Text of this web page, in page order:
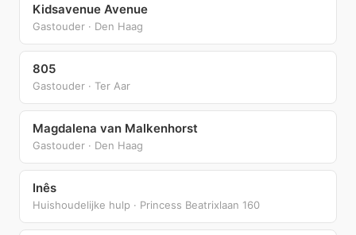
Kidsavenue Avenue
Gastouder · Den Haag
805
Gastouder · Ter Aar
Magdalena van Malkenhorst
Gastouder · Den Haag
Inês
Huishoudelijke hulp · Princess Beatrixlaan 160